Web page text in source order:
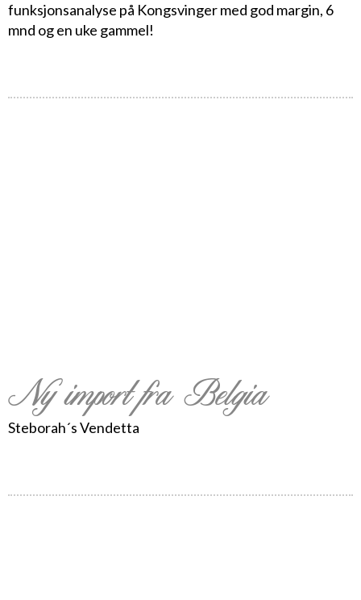
funksjonsanalyse på Kongsvinger med god margin, 6
mnd og en uke gammel!
Ny import fra Belgia
Steborah´s Vendetta